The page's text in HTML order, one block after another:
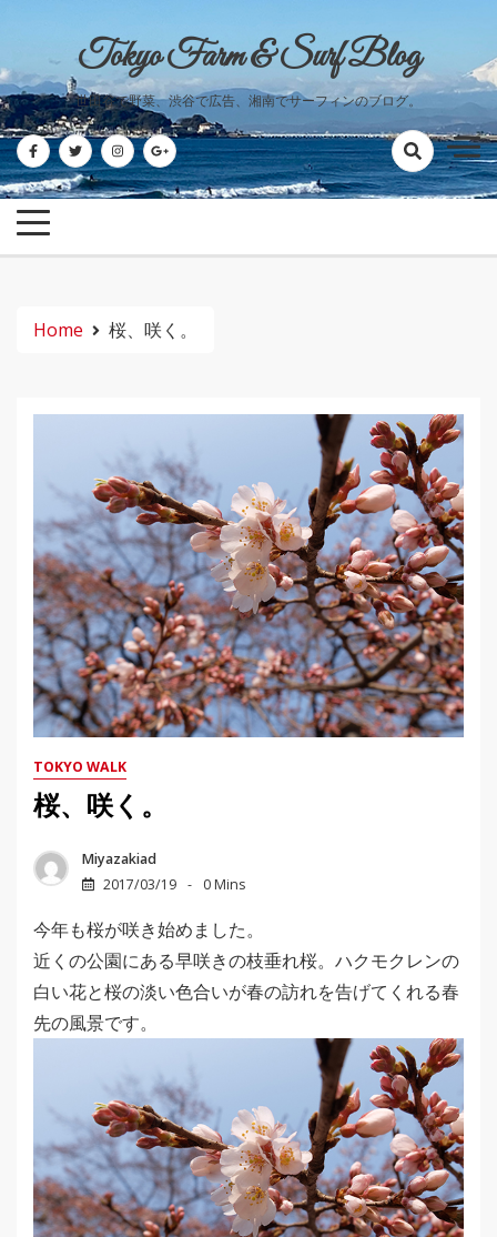
content
Tokyo Farm & Surf Blog
世田谷で野菜、渋谷で広告、湘南でサーフィンのブログ。
Home 桜、咲く。
TOKYO WALK
桜、咲く。
Miyazakiad
2017/03/19
0 Mins
今年も桜が咲き始めました。
近くの公園にある早咲きの枝垂れ桜。ハクモクレンの
白い花と桜の淡い色合いが春の訪れを告げてくれる春
先の風景です。